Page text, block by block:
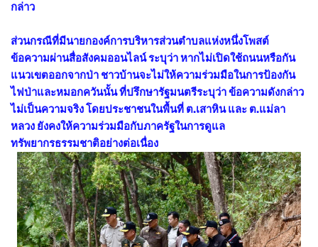
กล่าว
ส่วนกรณีที่มีนายกองค์การบริหารส่วนตำบลแห่งหนึ่งโพสต์
ข้อความผ่านสื่อสังคมออนไลน์ ระบุว่า หากไม่เปิดใช้ถนนหรือกัน
แนวเขตออกจากป่า ชาวบ้านจะไม่ให้ความร่วมมือในการป้องกัน
ไฟป่าและหมอกควันนั้น ที่ปรึกษารัฐมนตรีระบุว่า ข้อความดังกล่าว
ไม่เป็นความจริง โดยประชาชนในพื้นที่ ต.เสาหิน และ ต.แม่ลา
หลวง ยังคงให้ความร่วมมือกับภาครัฐในการดูแล
ทรัพยากรธรรมชาติอย่างต่อเนื่อง